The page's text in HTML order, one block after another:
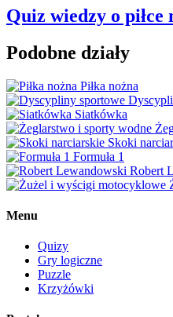
Quiz wiedzy o
Podobne działy
Piłka nożna
Siatkówka
Skoki
Formuła 1
Robert
Menu
Quizy
Gry logiczne
Puzzle
Krzyżówki